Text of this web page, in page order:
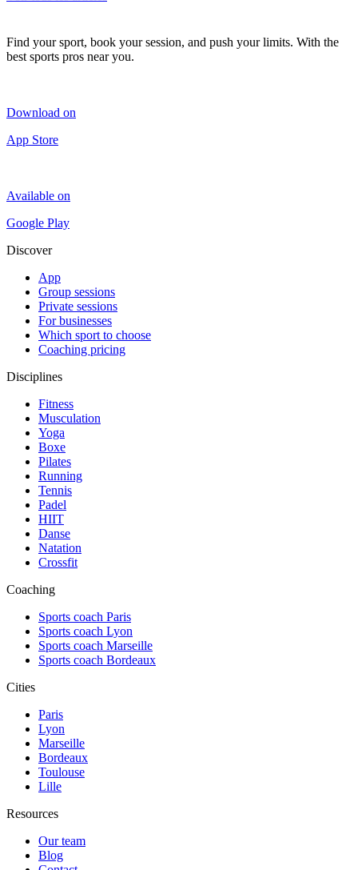
Find your sport, book your session, and push your limits. With the
best sports pros near you.
Download on
App Store
Available on
Google Play
Discover
App
Group sessions
Private sessions
For businesses
Which sport to choose
Coaching pricing
Disciplines
Fitness
Musculation
Yoga
Boxe
Pilates
Running
Tennis
Padel
HIIT
Danse
Natation
Crossfit
Coaching
Sports coach Paris
Sports coach Lyon
Sports coach Marseille
Sports coach Bordeaux
Cities
Paris
Lyon
Marseille
Bordeaux
Toulouse
Lille
Resources
Our team
Blog